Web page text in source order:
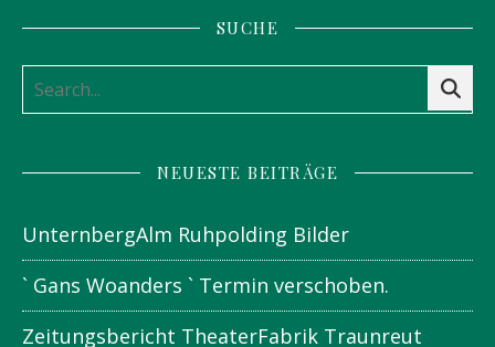
SUCHE
NEUESTE BEITRÄGE
UnternbergAlm Ruhpolding Bilder
` Gans Woanders ` Termin verschoben.
Zeitungsbericht TheaterFabrik Traunreut